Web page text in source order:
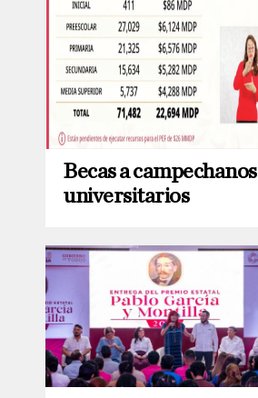
Becas a campechanos
universitarios